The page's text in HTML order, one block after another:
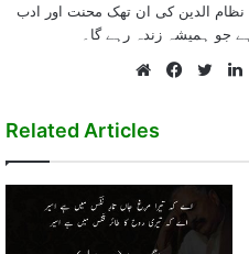
الدین کی ان تھک محنت اور ادب
جو ہمیشہ زندہ رہے گا۔
Related Articles